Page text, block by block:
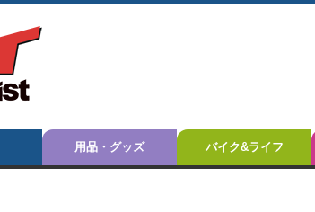
用品・グッズ バイク&ライフ